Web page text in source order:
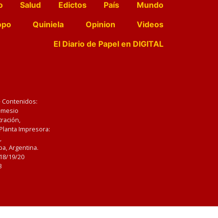
Salud Edictos País
Mundo
Quiniela Opinion
Videos
El Diario de Papel en DIGITAL
Impresora:
Argentina.
19/20